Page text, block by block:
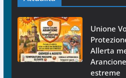
Unione
Allerta
estreme